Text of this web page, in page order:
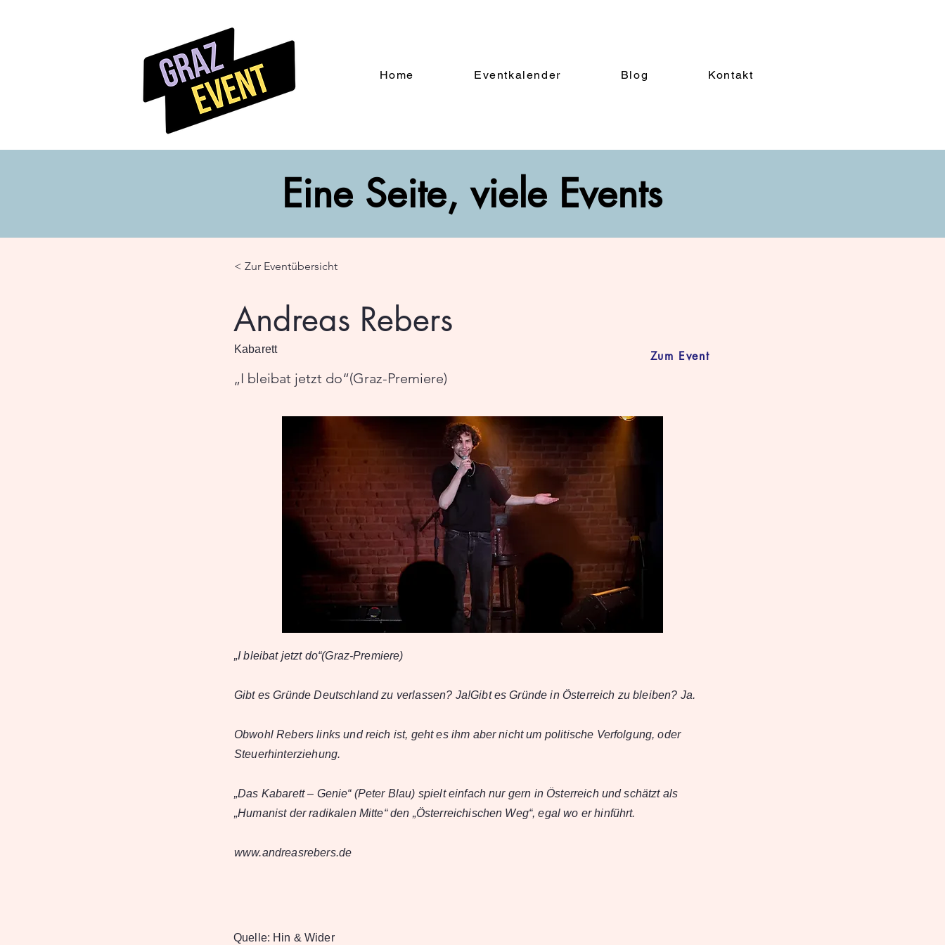
Home Eventkalender Blog Kontakt
Eine Seite, viele Events
< Zur Eventübersicht
Andreas Rebers
Kabarett
„I bleibat jetzt do“(Graz-Premiere)
Zum Event
„I bleibat jetzt do“(Graz-Premiere)
Gibt es Gründe Deutschland zu verlassen? Ja!Gibt es Gründe in Österreich zu bleiben? Ja.
Obwohl Rebers links und reich ist, geht es ihm aber nicht um politische Verfolgung, oder
Steuerhinterziehung.
„Das Kabarett – Genie“ (Peter Blau) spielt einfach nur gern in Österreich und schätzt als
„Humanist der radikalen Mitte“ den „Österreichischen Weg“, egal wo er hinführt.
www.andreasrebers.de
Quelle: Hin & Wider